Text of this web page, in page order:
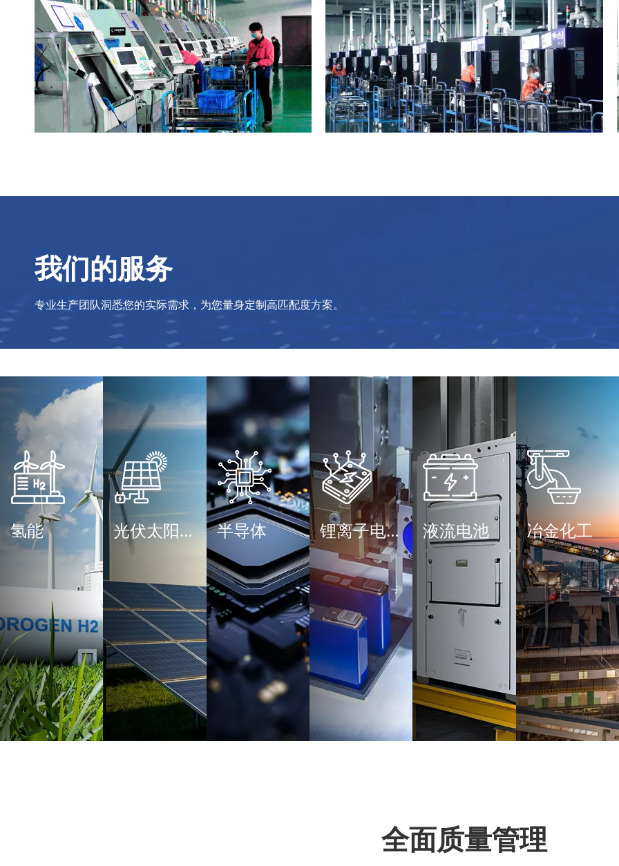
我们的服务
专业生产团队洞悉您的实际需求，为您量身定制高匹配度方案。
氢能 光伏太阳能 半导体 锂离子电池 液流电池 冶金化工
全面质量管理